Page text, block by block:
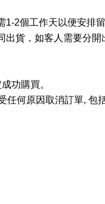
1-2個工作天以便安排
貨，如客人需要分開
功購買。
任何原因取消訂單, 包